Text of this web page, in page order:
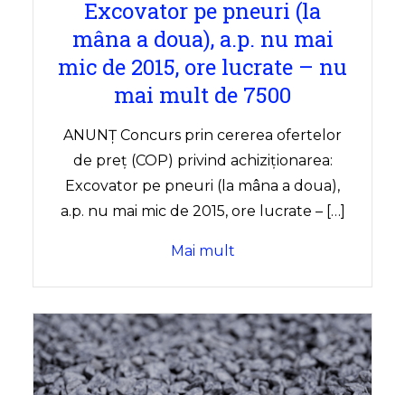
Excovator pe pneuri (la
mâna a doua), a.p. nu mai
mic de 2015, ore lucrate – nu
mai mult de 7500
ANUNȚ Concurs prin cererea ofertelor
de preț (COP) privind achiziționarea:
Excovator pe pneuri (la mâna a doua),
a.p. nu mai mic de 2015, ore lucrate – […]
Mai mult